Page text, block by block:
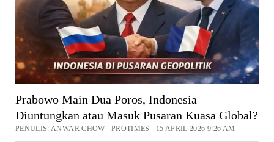
Prabowo Main Dua Poros, Indonesia
Diuntungkan atau Masuk Pusaran Kuasa Global?
PENULIS: ANWAR CHOW PROTIMES 15 APRIL 2026 9:26 AM